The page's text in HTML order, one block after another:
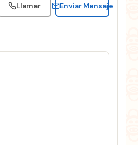
Llamar Enviar Mensaje